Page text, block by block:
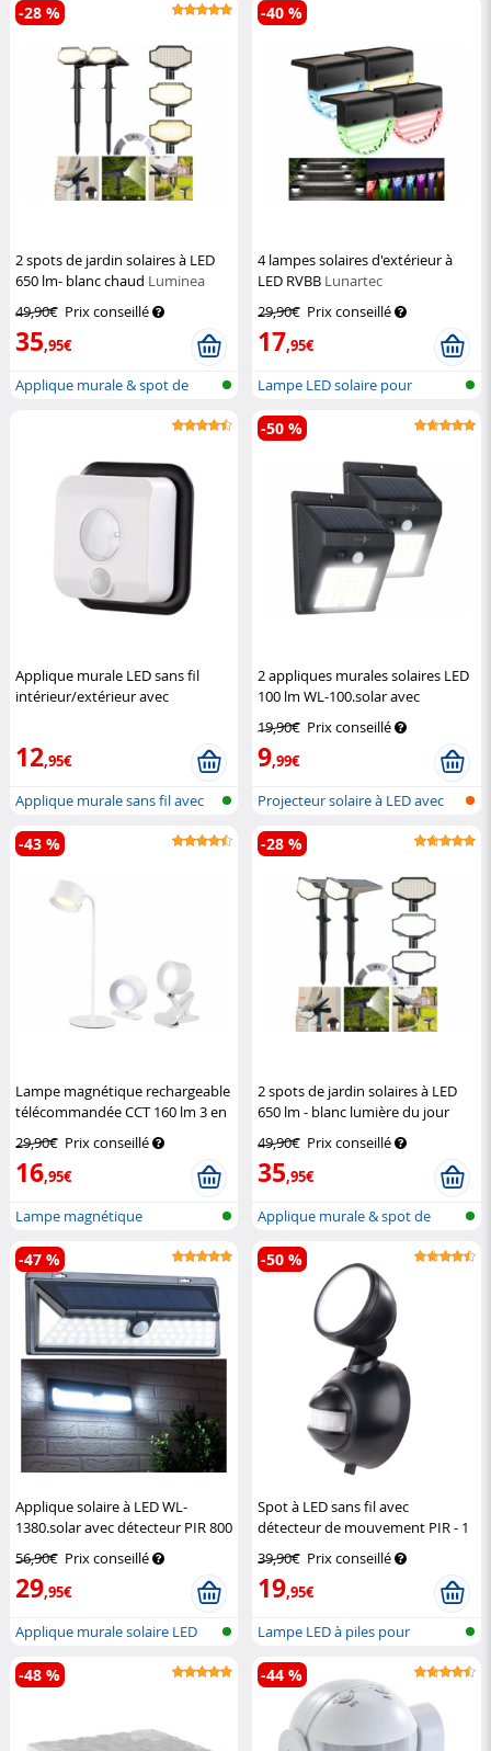
2 spots de jardin solaires à LED
650 lm- blanc chaud Luminea
49,90€ Prix conseillé
35,95€
-28 %
Applique murale & spot de
4 lampes solaires d'extérieur à
LED RVBB Lunartec
29,90€ Prix conseillé
17,95€
-40 %
Lampe LED solaire pour
l'éclairage...
Applique murale LED sans fil
intérieur/extérieur avec
12,95€
Applique murale sans fil avec
détec...
2 appliques murales solaires LED
100 lm WL-100.solar avec
Lunartec
19,90€ Prix conseillé
9,99€
-50 %
Projecteur solaire à LED avec
détec...
Lampe magnétique rechargeable
télécommandée CCT 160 lm 3 en
29,90€ Prix conseillé
16,95€
-43 %
Lampe magnétique
rechargeable 3 en...
2 spots de jardin solaires à LED
650 lm - blanc lumière du jour
49,90€ Prix conseillé
35,95€
-28 %
Applique murale & spot de
jardin LE...
Applique solaire à LED WL-
1380.solar avec détecteur PIR 800
56,90€ Prix conseillé
29,95€
-47 %
Applique murale solaire LED
avec fo...
Spot à LED sans fil avec
détecteur de mouvement PIR - 1
39,90€ Prix conseillé
19,95€
-50 %
Lampe LED à piles pour
l'extérieur...
-48 % -44 %